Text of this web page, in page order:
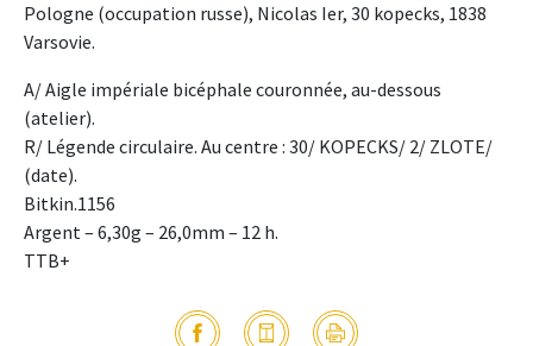
Pologne (occupation russe), Nicolas Ier, 30 kopecks, 1838
Varsovie.
A/ Aigle impériale bicéphale couronnée, au-dessous
(atelier).
R/ Légende circulaire. Au centre : 30/ KOPECKS/ 2/ ZLOTE/
(date).
Bitkin.1156
Argent – 6,30g – 26,0mm – 12 h.
TTB+